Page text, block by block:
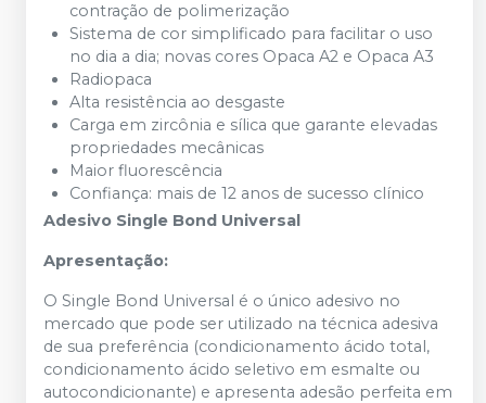
contração de polimerização
Sistema de cor simplificado para facilitar o uso
no dia a dia; novas cores Opaca A2 e Opaca A3
Radiopaca
Alta resistência ao desgaste
Carga em zircônia e sílica que garante elevadas
propriedades mecânicas
Maior fluorescência
Confiança: mais de 12 anos de sucesso clínico
Adesivo Single Bond Universal
Apresentação:
O Single Bond Universal é o único adesivo no
mercado que pode ser utilizado na técnica adesiva
de sua preferência (condicionamento ácido total,
condicionamento ácido seletivo em esmalte ou
autocondicionante) e apresenta adesão perfeita em